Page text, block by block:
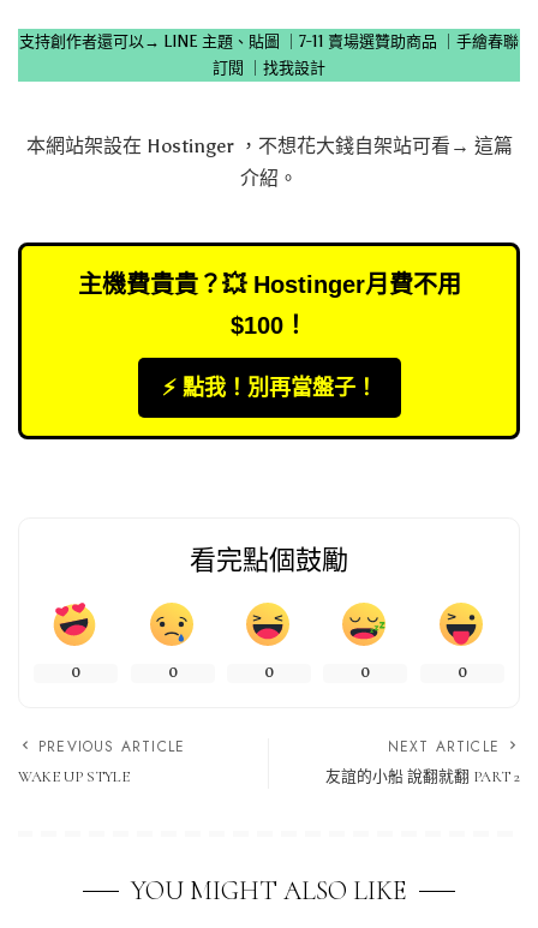
支持創作者還可以→ LINE 主題、貼圖 7-11 賣場選贊助商品
手繪春聯
訂閱
找我設計
本網站架設在 Hostinger，不想花大錢自架站可看→ 這篇
介紹 。
主機費貴貴？💥 Hostinger月費不用
$100！
⚡️ 點我！別再當盤子！
看完點個鼓勵
0 0 0 0 0
PREVIOUS ARTICLE
WAKE UP STYLE
NEXT ARTICLE
友誼的小船 說翻就翻 PART 2
YOU MIGHT ALSO LIKE